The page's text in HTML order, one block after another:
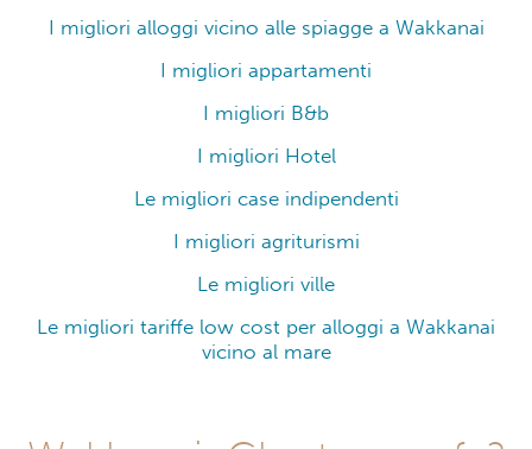
I migliori alloggi vicino alle spiagge a Wakkanai
I migliori appartamenti
I migliori B&b
I migliori Hotel
Le migliori case indipendenti
I migliori agriturismi
Le migliori ville
Le migliori tariffe low cost per alloggi a Wakkanai
vicino al mare